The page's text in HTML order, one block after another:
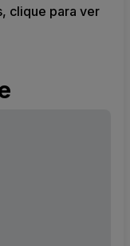
clique para ver